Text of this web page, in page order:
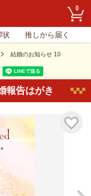
0
状 推しから届く
結婚のお知らせ 10
報告はがき